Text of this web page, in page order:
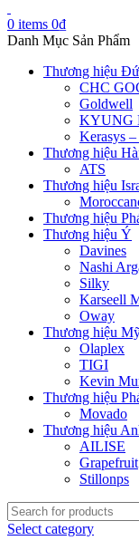
0 items 0₫
Danh Mục Sản Phẩm
Thương hiệu
CHC
Goldwell
KYUNG
Kerasys
Thương hiệu
ATS
Thương hiệu
Thương hiệu
Thương hiệu Ý
Davines
Nashi
Silky
Karseell
Oway
Thương hiệu
Olaplex
TIGI
Kevin
Thương hiệu
Movado
Thương hiệu
AILISE
Grapefruit
Stillonps
Select category